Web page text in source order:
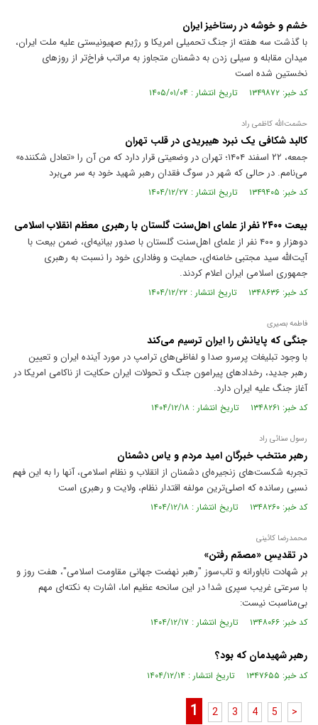
خشم و خوشه در رستاخیز ایران
با گذشت سه هفته از جنگ تحمیلی امریکا و رژیم صهیونیستی علیه ملت ایران،
میدان مقابله و سیلی زدن به دشمنان متجاوز به مراتب فراخ‌تر از روز‌های
نخستین شده است
کد خبر: ۱۳۴۹۸۷۲ تاریخ انتشار : ۱۴۰۵/۰۱/۰۴
حشمت‌الله کاظمی راد
کالبد شکافی یک نبرد هیبریدی در قلب تهران
جمعه، ۲۲ اسفند ۱۴۰۴؛ تهران در وضعیتی قرار دارد که من آن را «تعادل شکننده»
می‌نامم. در حالی که شهر در سوگ فقدان رهبر شهید خود به سر می‌برد
کد خبر: ۱۳۴۹۴۰۵ تاریخ انتشار : ۱۴۰۴/۱۲/۲۷
بیعت ۲۴۰۰ نفر از علمای اهل‌سنت گلستان با رهبری معظم انقلاب اسلامی
دوهزار و ۴۰۰ نفر از علمای اهل‌سنت گلستان با صدور بیانیه‌ای، ضمن بیعت با
آیت‌الله سید مجتبی خامنه‌ای، حمایت و وفاداری خود را نسبت به رهبری
جمهوری اسلامی ایران اعلام کردند.
کد خبر: ۱۳۴۸۶۳۶ تاریخ انتشار : ۱۴۰۴/۱۲/۲۲
فاطمه بصیری
جنگی که پایانش را ایران ترسیم می‌کند
با وجود تبلیغات پرسرو صدا و لفاظی‌های ترامپ در مورد آینده ایران و تعیین
رهبر جدید، رخداد‌های پیرامون جنگ و تحولات ایران حکایت از ناکامی امریکا در
آغاز جنگ علیه ایران دارد.
کد خبر: ۱۳۴۸۲۶۱ تاریخ انتشار : ۱۴۰۴/۱۲/۱۸
رسول سنائی راد
رهبر منتخب خبرگان امید مردم و یاس دشمنان
تجربه شکست‌های زنجیره‌ای دشمنان از انقلاب و نظام اسلامی، آنها را به این فهم
نسبی رسانده که اصلی‌ترین مولفه اقتدار نظام، ولایت و رهبری است
کد خبر: ۱۳۴۸۲۶۰ تاریخ انتشار : ۱۴۰۴/۱۲/۱۸
محمدرضا کائینی
در تقدیسِ «مصمّم رفتن»
بر شهادت ناباورانه و تاب‌سوز "رهبر نهضت جهانی مقاومت اسلامی"، هفت روز و
با سرعتی غریب سپری شد! در این سانحه عظیم اما، اشارت به نکته‌ای مهم
بی‌مناسبت نیست:
کد خبر: ۱۳۴۸۰۶۶ تاریخ انتشار : ۱۴۰۴/۱۲/۱۷
رهبر شهیدمان که بود؟
کد خبر: ۱۳۴۷۶۵۵ تاریخ انتشار : ۱۴۰۴/۱۲/۱۴
1 2 3 4 5 >